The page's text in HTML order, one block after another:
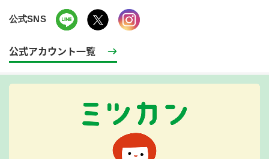
公式SNS
公式アカウント一覧